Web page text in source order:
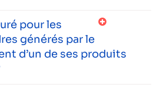
pour les
générés par le
d’un de ses produits